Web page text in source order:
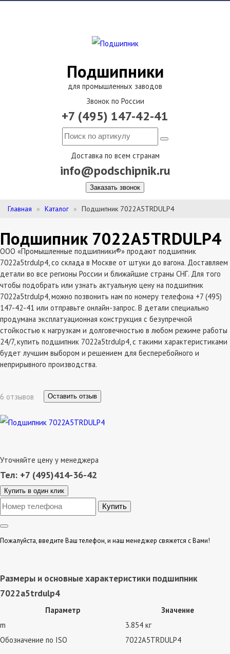
Подшипники
для промышленных заводов
Звонок по России
+7 (495) 147-42-41
Доставка по всем странам
info@podschipnik.ru
Заказать звонок
Главная Каталог Подшипник 7022A5TRDULP4
Подшипник 7022A5TRDULP4
ООО «Промышленные подшипники®» продают подшипник
7022a5trdulp4, со склада в Москве от штуки до вагона. Доставляем
детали во все регионы России и ближайшие страны СНГ. Для того
чтобы подобрать или узнать актуальную цену на подшипник
7022a5trdulp4, можно позвонить нам по номеру телефона +7 (495)
147-42-41 или отправьте онлайн-запрос. В детали специально
продумана эксплатуационная конструкция с безупречной
стойкостью к нагрузкам и долговечностью в любом режиме работы
24/7, купить подшипник 7022a5trdulp4, с такими характеристиками
будет лучшим выбором и решением для бесперебойного и
неприрывного производства.
6 отзывов Оставить отзыв
Уточняйте цену у менеджера
Тел: +7 (495)414-36-42
Купить в один клик
Пожалуйста, введите Ваш телефон, и наш менеджер свяжется с Вами!
Размеры и основные характеристики подшипник
7022a5trdulp4
Параметр
Значение
m
3.854 кг
Обозначение по ISO
7022A5TRDULP4